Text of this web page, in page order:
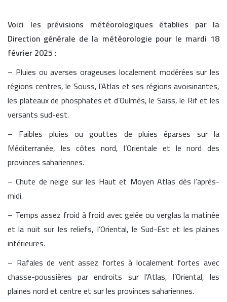
Voici les prévisions météorologiques établies par la
Direction générale de la météorologie pour le mardi 18
février 2025 :
– Pluies ou averses orageuses localement modérées sur les
régions centres, le Souss, l’Atlas et ses régions avoisinantes,
les plateaux de phosphates et d’Oulmès, le Saiss, le Rif et les
versants sud-est.
– Faibles pluies ou gouttes de pluies éparses sur la
Méditerranée, les côtes nord, l’Orientale et le nord des
provinces sahariennes.
– Chute de neige sur les Haut et Moyen Atlas dès l’après-
midi.
– Temps assez froid à froid avec gelée ou verglas la matinée
et la nuit sur les reliefs, l’Oriental, le Sud-Est et les plaines
intérieures.
– Rafales de vent assez fortes à localement fortes avec
chasse-poussières par endroits sur l’Atlas, l’Oriental, les
plaines nord et centre et sur les provinces sahariennes.